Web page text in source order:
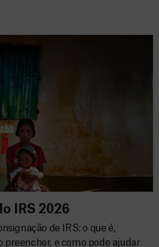
IRS 2026
de IRS: o que é,
preencher, e como pode ajudar